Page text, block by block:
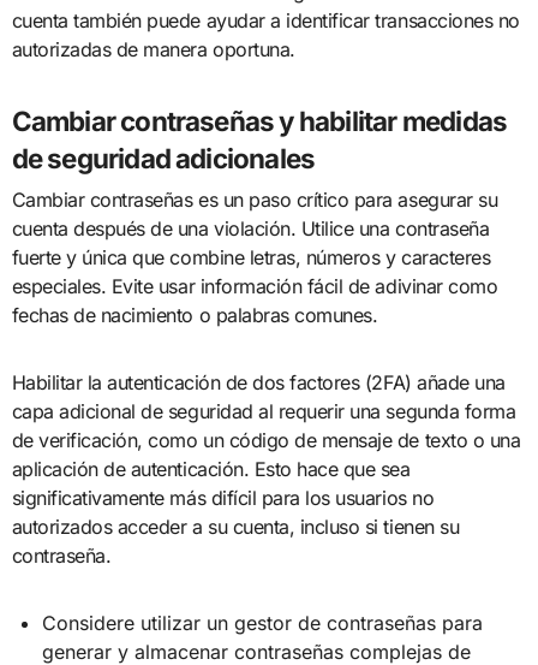
cuenta también puede ayudar a identificar transacciones no
autorizadas de manera oportuna.
Cambiar contraseñas y habilitar medidas
de seguridad adicionales
Cambiar contraseñas es un paso crítico para asegurar su
cuenta después de una violación. Utilice una contraseña
fuerte y única que combine letras, números y caracteres
especiales. Evite usar información fácil de adivinar como
fechas de nacimiento o palabras comunes.
Habilitar la autenticación de dos factores (2FA) añade una
capa adicional de seguridad al requerir una segunda forma
de verificación, como un código de mensaje de texto o una
aplicación de autenticación. Esto hace que sea
significativamente más difícil para los usuarios no
autorizados acceder a su cuenta, incluso si tienen su
contraseña.
Considere utilizar un gestor de contraseñas para
generar y almacenar contraseñas complejas de